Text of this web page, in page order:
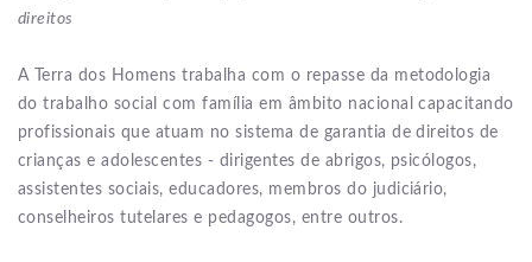
direitos
A Terra dos Homens trabalha com o repasse da metodologia
do trabalho social com família em âmbito nacional capacitando
profissionais que atuam no sistema de garantia de direitos de
crianças e adolescentes - dirigentes de abrigos, psicólogos,
assistentes sociais, educadores, membros do judiciário,
conselheiros tutelares e pedagogos, entre outros.